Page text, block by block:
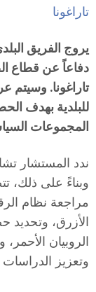
n
a
تاراغونا
دفاعاً عن قطاع
تاراغونا. وسيتم
للبلدية بهدف
المجموعات
ندد المستشار
وبناءً على ذلك،
مراجعة نظام
الأزرق، وتحديد
الروبيان
وتعزيز